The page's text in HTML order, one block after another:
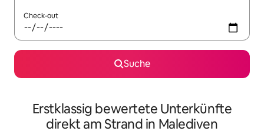
Check-out
Suche
Erstklassig bewertete Unterkünfte
direkt am Strand in Malediven